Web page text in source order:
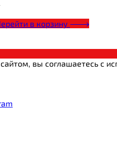
в корзину
вы соглашаетесь с